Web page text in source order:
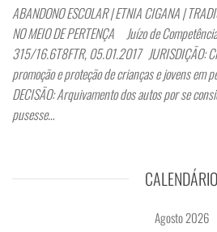
ABANDONO ESCOLAR | ETNIA CIGANA |
NO MEIO DE PERTENÇA Juízo de
315/16.6T8FTR, 05.01.2017 JURISDIÇÃO:
promoção e proteção de crianças e jovens em
DECISÃO: Arquivamento dos autos por se
pusesse…
CALENDÁRIO
Agosto 2026